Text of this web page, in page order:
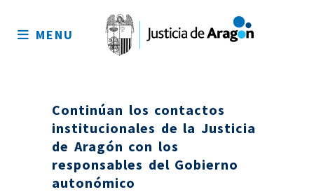
sitio
MENU
Continúan los contactos
institucionales de la Justicia
de Aragón con los
responsables del Gobierno
autonómico